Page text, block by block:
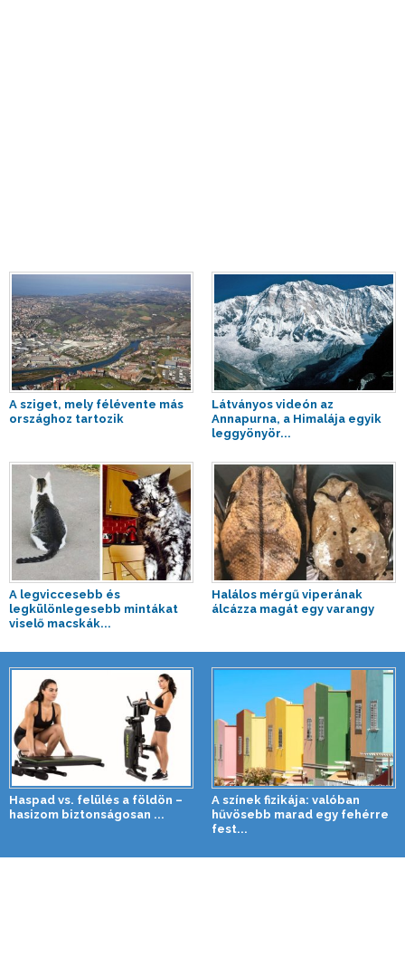
A sziget, mely félévente más
országhoz tartozik
Látványos videón az
Annapurna, a Himalája egyik
leggyönyör...
A legviccesebb és
legkülönlegesebb mintákat
viselő macskák...
Halálos mérgű viperának
álcázza magát egy varangy
Haspad vs. felülés a földön –
hasizom biztonságosan ...
A színek fizikája: valóban
hűvösebb marad egy fehérre
fest...